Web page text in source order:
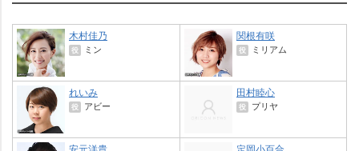
木村佳乃
役 ミン
関根有咲
役 ミリアム
れいみ
役 アビー
田村睦心
役 プリヤ